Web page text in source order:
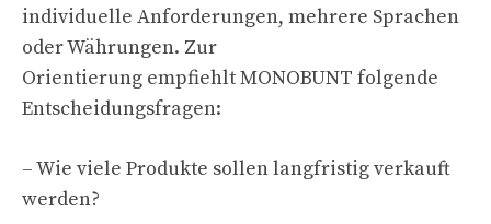
individuelle Anforderungen, mehrere Sprachen
oder Währungen. Zur
Orientierung empfiehlt MONOBUNT folgende
Entscheidungsfragen:
– Wie viele Produkte sollen langfristig verkauft
werden?